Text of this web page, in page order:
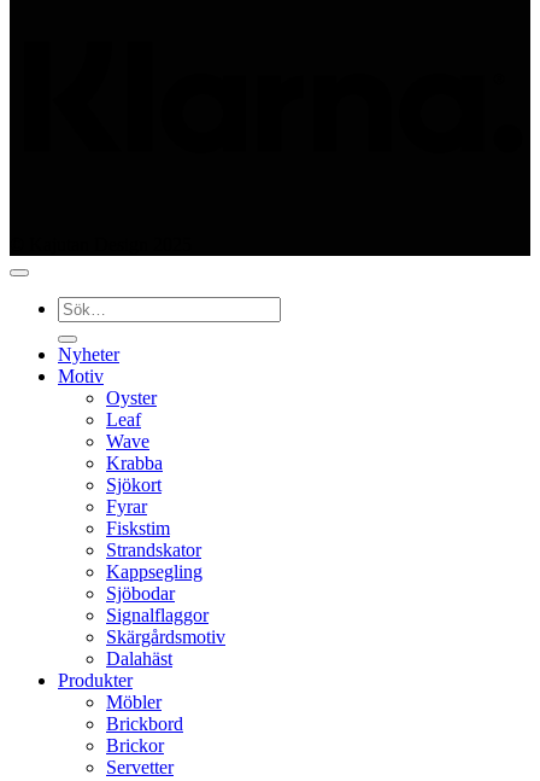
Sök
efter:
Nyheter
Motiv
Oyster
Leaf
Wave
Krabba
Sjökort
Fyrar
Fiskstim
Strandskator
Kappsegling
Sjöbodar
Signalflaggor
Skärgårdsmotiv
Dalahäst
Produkter
Möbler
Brickbord
Brickor
Servetter